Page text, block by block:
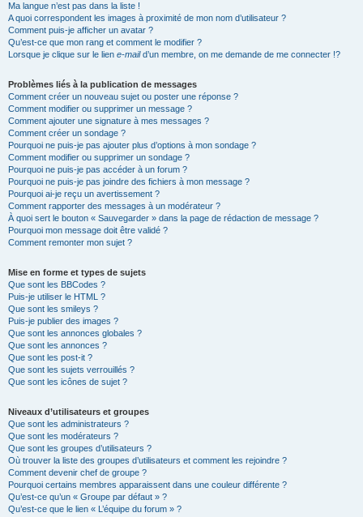
Ma langue n’est pas dans la liste !
A quoi correspondent les images à proximité de mon nom d’utilisateur ?
Comment puis-je afficher un avatar ?
Qu’est-ce que mon rang et comment le modifier ?
Lorsque je clique sur le lien e-maild’un membre, on me demande de me connecter !?
Problèmes liés à la publication de messages
Comment créer un nouveau sujet ou poster une réponse ?
Comment modifier ou supprimer un message ?
Comment ajouter une signature à mes messages ?
Comment créer un sondage ?
Pourquoi ne puis-je pas ajouter plus d’options à mon sondage ?
Comment modifier ou supprimer un sondage ?
Pourquoi ne puis-je pas accéder à un forum ?
Pourquoi ne puis-je pas joindre des fichiers à mon message ?
Pourquoi ai-je reçu un avertissement ?
Comment rapporter des messages à un modérateur ?
À quoi sert le bouton « Sauvegarder » dans la page de rédaction de message ?
Pourquoi mon message doit être validé ?
Comment remonter mon sujet ?
Mise en forme et types de sujets
Que sont les BBCodes ?
Puis-je utiliser le HTML ?
Que sont les smileys ?
Puis-je publier des images ?
Que sont les annonces globales ?
Que sont les annonces ?
Que sont les post-it ?
Que sont les sujets verrouillés ?
Que sont les icônes de sujet ?
Niveaux d’utilisateurs et groupes
Que sont les administrateurs ?
Que sont les modérateurs ?
Que sont les groupes d’utilisateurs ?
Où trouver la liste des groupes d’utilisateurs et comment les rejoindre ?
Comment devenir chef de groupe ?
Pourquoi certains membres apparaissent dans une couleur différente ?
Qu’est-ce qu’un « Groupe par défaut » ?
Qu’est-ce que le lien « L’équipe du forum » ?